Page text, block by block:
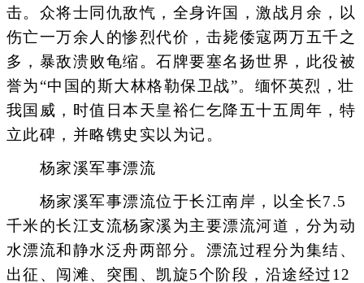
击。众将士同仇敌忾，全身许国，激战月余，以
伤亡一万余人的惨烈代价，击毙倭寇两万五千之
多，暴敌溃败龟缩。石牌要塞名扬世界，此役被
誉为“中国的斯大林格勒保卫战”。缅怀英烈，壮
我国威，时值日本天皇裕仁乞降五十五周年，特
立此碑，并略镌史实以为记。
杨家溪军事漂流
杨家溪军事漂流位于长江南岸，以全长7.5
千米的长江支流杨家溪为主要漂流河道，分为动
水漂流和静水泛舟两部分。漂流过程分为集结、
出征、闯滩、突围、凯旋5个阶段，沿途经过12